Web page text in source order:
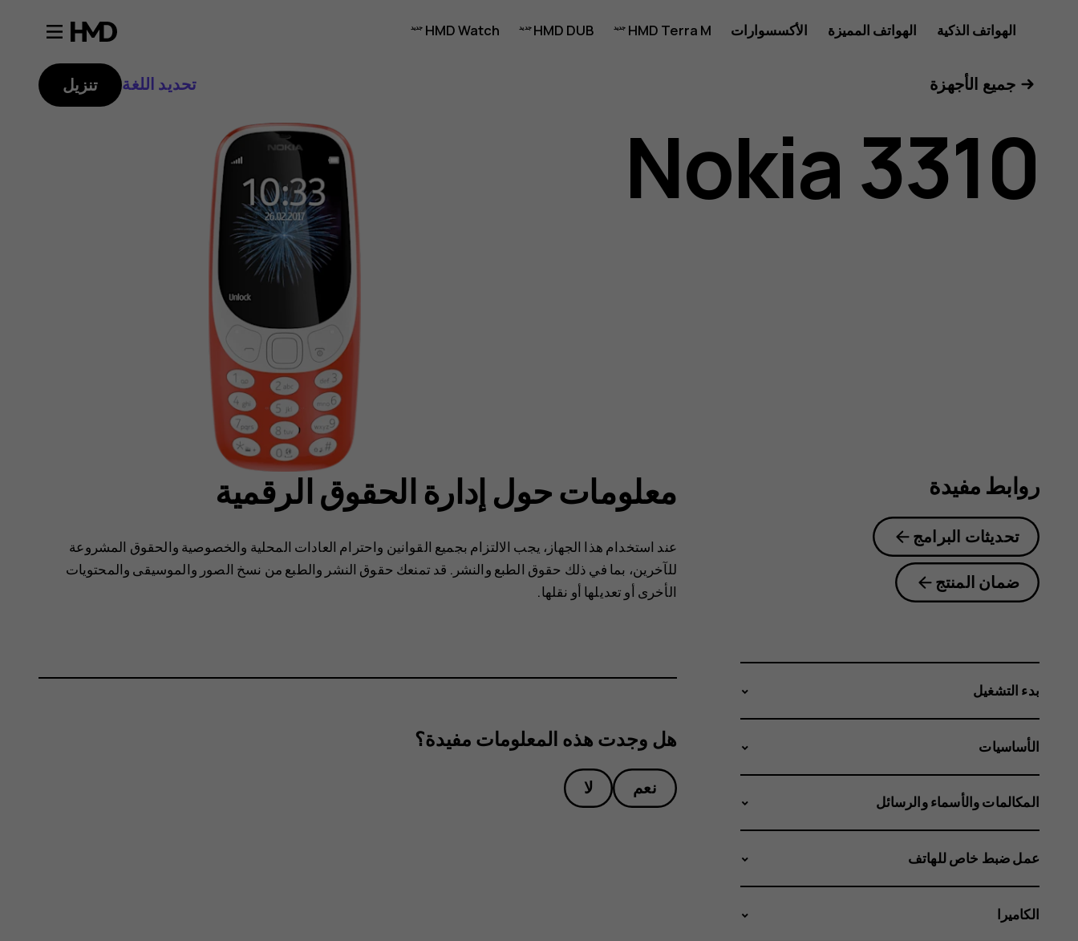
دليل
مستخدم
Nokia
الهواتف الذكية الهواتف المميزة الأكسسوارات HMD Terra M
HMD DUB
HMD Watch
جميع الأجهزة تحديد اللغة تنزيل
Nokia 3310
معلومات حول إدارة الحقوق الرقمية
عند استخدام هذا الجهاز، ‏‫يجب الالتزام بجميع القوانين واحترام العادات المحلية والخصوصية والحقوق المشروعة
للآخرين، بما في ذلك حقوق الطبع والنشر. قد تمنعك حقوق النشر والطبع من نسخ الصور والموسيقى والمحتويات
الأخرى أو تعديلها أو نقلها.
هل وجدت هذه المعلومات مفيدة؟
نعم لا
روابط مفيدة
تحديثات البرامج
ضمان المنتج
بدء التشغيل
الأساسيات
المكالمات والأسماء والرسائل
عمل ضبط خاص للهاتف
الكاميرا